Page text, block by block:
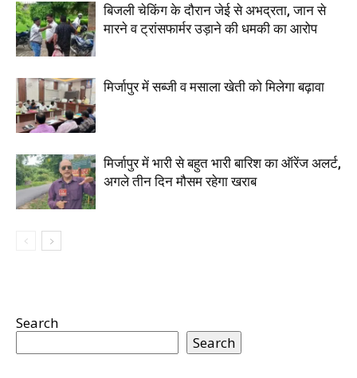
बिजली चेकिंग के दौरान जेई से अभद्रता, जान से
मारने व ट्रांसफार्मर उड़ाने की धमकी का आरोप
मिर्जापुर में सब्जी व मसाला खेती को मिलेगा बढ़ावा
मिर्जापुर में भारी से बहुत भारी बारिश का ऑरेंज अलर्ट,
अगले तीन दिन मौसम रहेगा खराब
Search
Search